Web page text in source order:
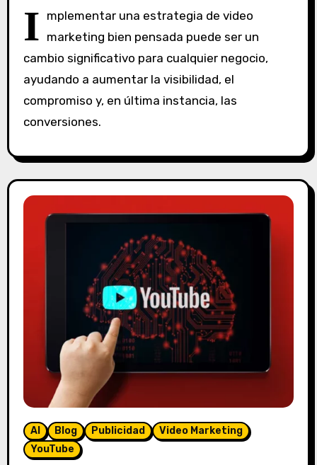
n
c
o
n
a
r
I mplementar una estrategia de video
marketing bien pensada puede ser un
cambio significativo para cualquier negocio,
ayudando a aumentar la visibilidad, el
compromiso y, en última instancia, las
conversiones.
AI Blog Publicidad
Video Marketing
YouTube